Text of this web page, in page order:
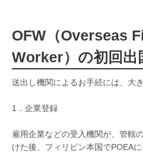
OFW（Overseas
Worker）の初回出
送出し機関によるお手続には、大
1．企業登録
雇用企業などの受入機関が、管轄
けた後、フィリピン本国でPOEAに